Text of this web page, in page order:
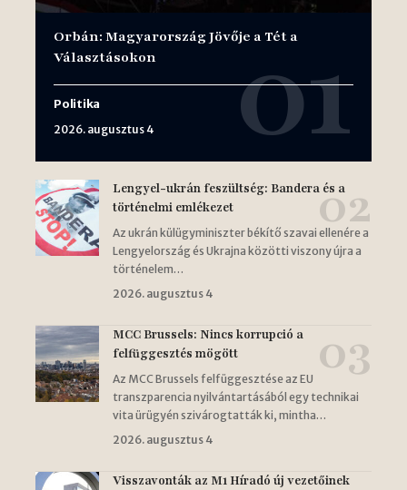
Orbán: Magyarország Jövője a Tét a
Választásokon
Politika
2026. augusztus 4
Lengyel-ukrán feszültség: Bandera és a
történelmi emlékezet
Az ukrán külügyminiszter békítő szavai ellenére a
Lengyelország és Ukrajna közötti viszony újra a
történelem…
2026. augusztus 4
MCC Brussels: Nincs korrupció a
felfüggesztés mögött
Az MCC Brussels felfüggesztése az EU
transzparencia nyilvántartásából egy technikai
vita ürügyén szivárogtatták ki, mintha…
2026. augusztus 4
Visszavonták az M1 Híradó új vezetőinek